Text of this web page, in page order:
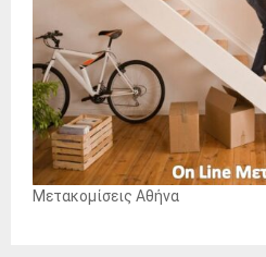
Μετακομίσεις Αθήνα